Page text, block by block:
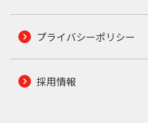
プライバシーポリシー
採用情報